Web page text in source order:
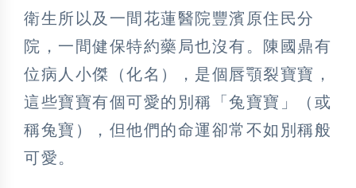
衛生所以及一間花蓮醫院豐濱原住民分
院，一間健保特約藥局也沒有。陳國鼎有
位病人小傑（化名），是個唇顎裂寶寶，
這些寶寶有個可愛的別稱「兔寶寶」（或
稱兔寶），但他們的命運卻常不如別稱般
可愛。